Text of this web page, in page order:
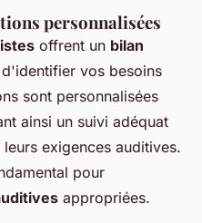
personnalisées
offrent un bilan
vos besoins
sont personnalisées
ainsi un suivi adéquat
exigences auditives.
pour
appropriées.